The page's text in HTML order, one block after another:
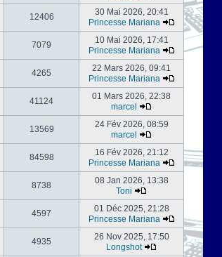
12406
30 Mai 2026, 20:41
Princesse Mariana
7079
10 Mai 2026, 17:41
Princesse Mariana
4265
22 Mars 2026, 09:41
Princesse Mariana
41124
01 Mars 2026, 22:38
marcel
13569
24 Fév 2026, 08:59
marcel
84598
16 Fév 2026, 21:12
Princesse Mariana
8738
08 Jan 2026, 13:38
Toni
4597
01 Déc 2025, 21:28
Princesse Mariana
4935
26 Nov 2025, 17:50
Longshot